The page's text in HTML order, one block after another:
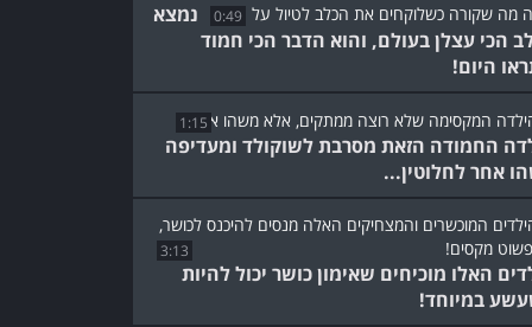
0:49
נמצא
הכי עצלן בעולם, והוא הדבר הכי חמוד
היום!
1:15
החמודה הזאת מסרבת לשוקולד ומעדיפה
אחר לחלוטין...
3:13
האלו מוכיחים שאימון כושר יכול להיות
במיוחד!